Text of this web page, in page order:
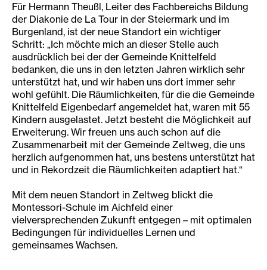
Für Hermann Theußl, Leiter des Fachbereichs Bildung
der Diakonie de La Tour in der Steiermark und im
Burgenland, ist der neue Standort ein wichtiger
Schritt: „Ich möchte mich an dieser Stelle auch
ausdrücklich bei der der Gemeinde Knittelfeld
bedanken, die uns in den letzten Jahren wirklich sehr
unterstützt hat, und wir haben uns dort immer sehr
wohl gefühlt. Die Räumlichkeiten, für die die Gemeinde
Knittelfeld Eigenbedarf angemeldet hat, waren mit 55
Kindern ausgelastet. Jetzt besteht die Möglichkeit auf
Erweiterung. Wir freuen uns auch schon auf die
Zusammenarbeit mit der Gemeinde Zeltweg, die uns
herzlich aufgenommen hat, uns bestens unterstützt hat
und in Rekordzeit die Räumlichkeiten adaptiert hat.“
Mit dem neuen Standort in Zeltweg blickt die
Montessori-Schule im Aichfeld einer
vielversprechenden Zukunft entgegen – mit optimalen
Bedingungen für individuelles Lernen und
gemeinsames Wachsen.